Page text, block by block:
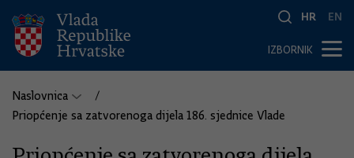
HR EN
IZBORNIK
Naslovnica
Priopćenje sa zatvorenoga dijela 186. sjednice Vlade